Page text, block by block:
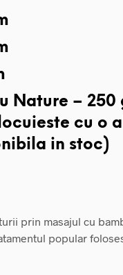
Nature – 250
cu o
in stoc)
prin masajul cu
popular